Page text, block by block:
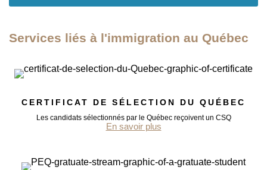
Services liés à l'immigration au Québec
CERTIFICAT DE SÉLECTION DU QUÉBEC
Les candidats sélectionnés par le Québec reçoivent un CSQ
En savoir plus